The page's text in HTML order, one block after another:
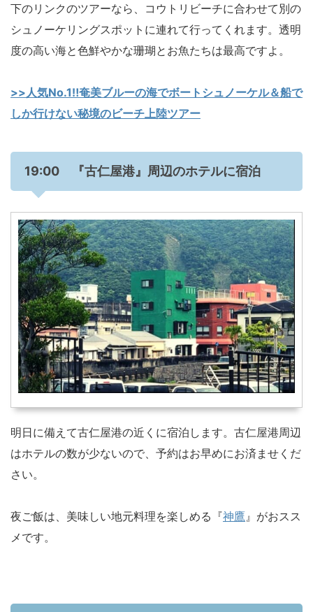
下のリンクのツアーなら、コウトリビーチに合わせて別の
シュノーケリングスポットに連れて行ってくれます。透明
度の高い海と色鮮やかな珊瑚とお魚たちは最高ですよ。
>>人気No.1‼️奄美ブルーの海でボートシュノーケル＆船で
しか行けない秘境のビーチ上陸ツアー
19:00 『古仁屋港』周辺のホテルに宿泊
明日に備えて古仁屋港の近くに宿泊します。古仁屋港周辺
はホテルの数が少ないので、予約はお早めにお済ませくだ
さい。
夜ご飯は、美味しい地元料理を楽しめる『神鷹』がおスス
メです。